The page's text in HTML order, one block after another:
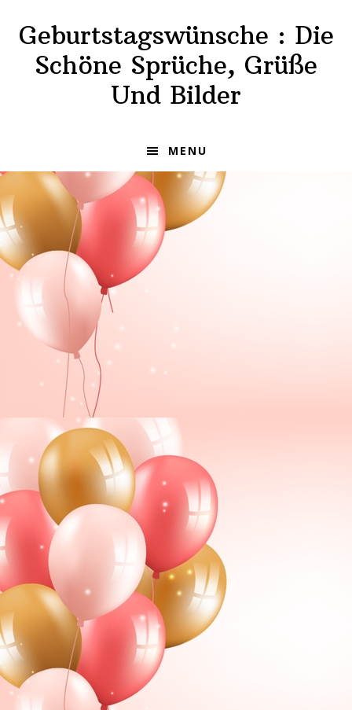
navigation
content
Geburtstagswünsche : Die
Schöne Sprüche, Grüße
Und Bilder
MENU